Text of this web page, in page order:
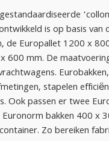
is op basis van
de Europallet 1200 x
600 mm. De
stapelen
Ook passen er twee
bakken 400 x
Zo bereiken